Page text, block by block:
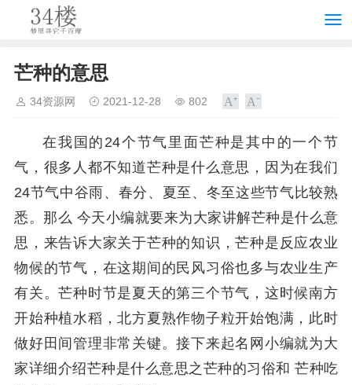
芒种的意思
34资源网 2021-12-28 802
在我国的24个节气里面芒种是其中的一个节
气，很多人都不知道芒种是什么意思，因为在我们
24节气中谷雨、春分、夏至、冬至这些节气比较熟
悉。那么 今天小编就要来为大家讲解芒种是什么意
思，来告诉大家关于芒种的知识，芒种是反应农业
物候的节气，在这期间的民风习俗也多与农业生产
有关。芒种时节是夏天的第三个节气，这时候南方
开始种植水稻，北方夏熟作物子粒开始饱满，此时
做好田间管理非常关键。接下来起名网小编就为大
家详细介绍芒种是什么意思之芒种的习俗和 芒种吃